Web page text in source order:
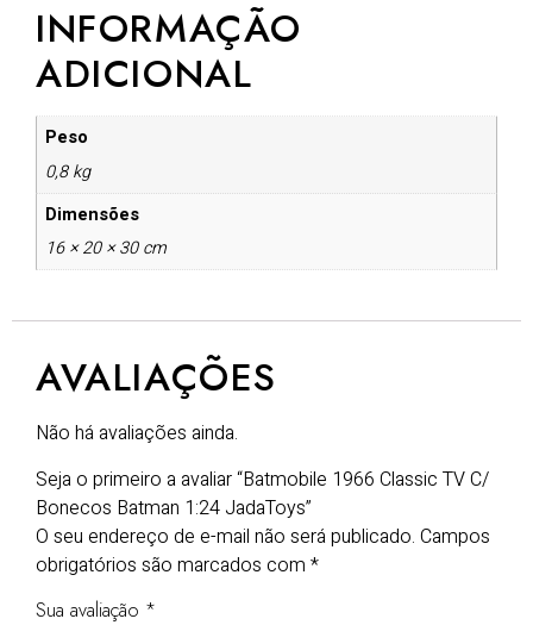
INFORMAÇÃO
ADICIONAL
Peso
0,8 kg
Dimensões
16 × 20 × 30 cm
AVALIAÇÕES
Não há avaliações ainda.
Seja o primeiro a avaliar “Batmobile 1966 Classic TV C/
Bonecos Batman 1:24 JadaToys”
O seu endereço de e-mail não será publicado. Campos
obrigatórios são marcados com *
Sua avaliação *